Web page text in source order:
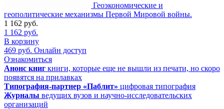
Геоэкономические и
геополитические механизмы Первой Мировой войны.
1 162 руб.
1 162 руб.
В корзину
469 руб. Онлайн доступ
Ознакомиться
Анонс книг книги, которые еще не вышли из печати, но скоро
появятся на прилавках
Типография-партнер «Паблит» цифровая типография
Журналы ведущих вузов и научно-исследовательских
организаций